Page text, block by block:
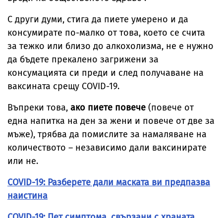
С други думи, стига да пиете умерено и да
консумирате по-малко от това, което се счита
за тежко или близо до алкохолизма, не е нужно
да бъдете прекалено загрижени за
консумацията си преди и след получаване на
ваксината срещу COVID-19.
Въпреки това, ако пиете повече (повече от
една напитка на ден за жени и повече от две за
мъже), трябва да помислите за намаляване на
количеството – независимо дали ваксинирате
или не.
COVID-19: Разберете дали маската ви предпазва
наистина